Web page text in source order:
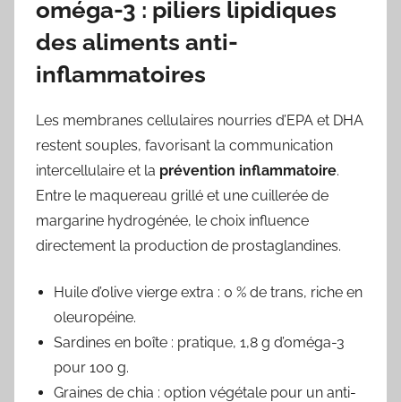
oméga-3 : piliers lipidiques
des aliments anti-
inflammatoires
Les membranes cellulaires nourries d’EPA et DHA
restent souples, favorisant la communication
intercellulaire et la prévention inflammatoire.
Entre le maquereau grillé et une cuillerée de
margarine hydrogénée, le choix influence
directement la production de prostaglandines.
Huile d’olive vierge extra : 0 % de trans, riche en
oleuropéine.
Sardines en boîte : pratique, 1,8 g d’oméga-3
pour 100 g.
Graines de chia : option végétale pour un anti-